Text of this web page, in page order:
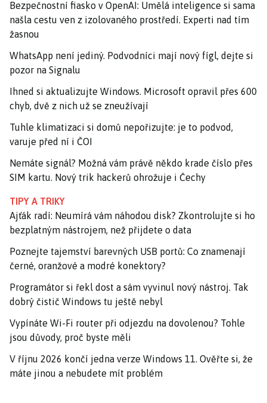
Bezpečnostní fiasko v OpenAI: Umělá inteligence si sama
našla cestu ven z izolovaného prostředí. Experti nad tím
žasnou
WhatsApp není jediný. Podvodníci mají nový fígl, dejte si
pozor na Signalu
Ihned si aktualizujte Windows. Microsoft opravil přes 600
chyb, dvě z nich už se zneužívají
Tuhle klimatizaci si domů nepořizujte: je to podvod,
varuje před ní i ČOI
Nemáte signál? Možná vám právě někdo krade číslo přes
SIM kartu. Nový trik hackerů ohrožuje i Čechy
TIPY A TRIKY
Ajťák radí: Neumírá vám náhodou disk? Zkontrolujte si ho
bezplatným nástrojem, než přijdete o data
Poznejte tajemství barevných USB portů: Co znamenají
černé, oranžové a modré konektory?
Programátor si řekl dost a sám vyvinul nový nástroj. Tak
dobrý čistič Windows tu ještě nebyl
Vypínáte Wi-Fi router při odjezdu na dovolenou? Tohle
jsou důvody, proč byste měli
V říjnu 2026 končí jedna verze Windows 11. Ověřte si, že
máte jinou a nebudete mít problém